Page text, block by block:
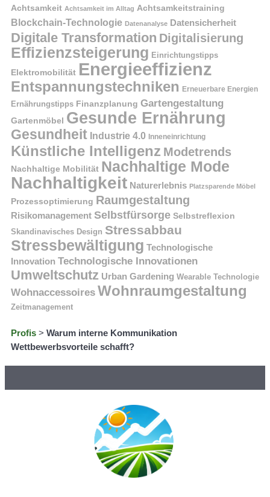
Achtsamkeit Achtsamkeit im Alltag Achtsamkeitstraining
Blockchain-Technologie Datenanalyse Datensicherheit
Digitale Transformation Digitalisierung
Effizienzsteigerung Einrichtungstipps
Elektromobilität Energieeffizienz
Entspannungstechniken Erneuerbare Energien
Ernährungstipps Finanzplanung Gartengestaltung
Gartenmöbel Gesunde Ernährung
Gesundheit Industrie 4.0 Inneneinrichtung
Künstliche Intelligenz Modetrends
Nachhaltige Mobilität Nachhaltige Mode
Nachhaltigkeit Naturerlebnis Platzsparende Möbel
Prozessoptimierung Raumgestaltung
Risikomanagement Selbstfürsorge Selbstreflexion
Skandinavisches Design Stressabbau
Stressbewältigung Technologische
Innovation Technologische Innovationen
Umweltschutz Urban Gardening Wearable Technologie
Wohnaccessoires Wohnraumgestaltung
Zeitmanagement
Profis > Warum interne Kommunikation
Wettbewerbsvorteile schafft?